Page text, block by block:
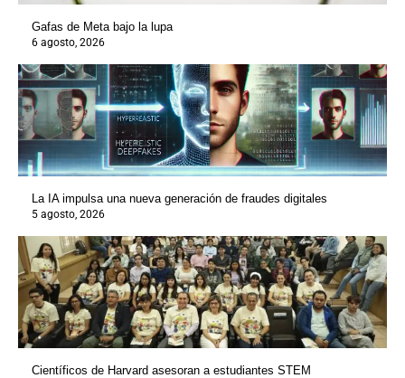
Gafas de Meta bajo la lupa
6 agosto, 2026
La IA impulsa una nueva generación de fraudes digitales
5 agosto, 2026
Científicos de Harvard asesoran a estudiantes STEM